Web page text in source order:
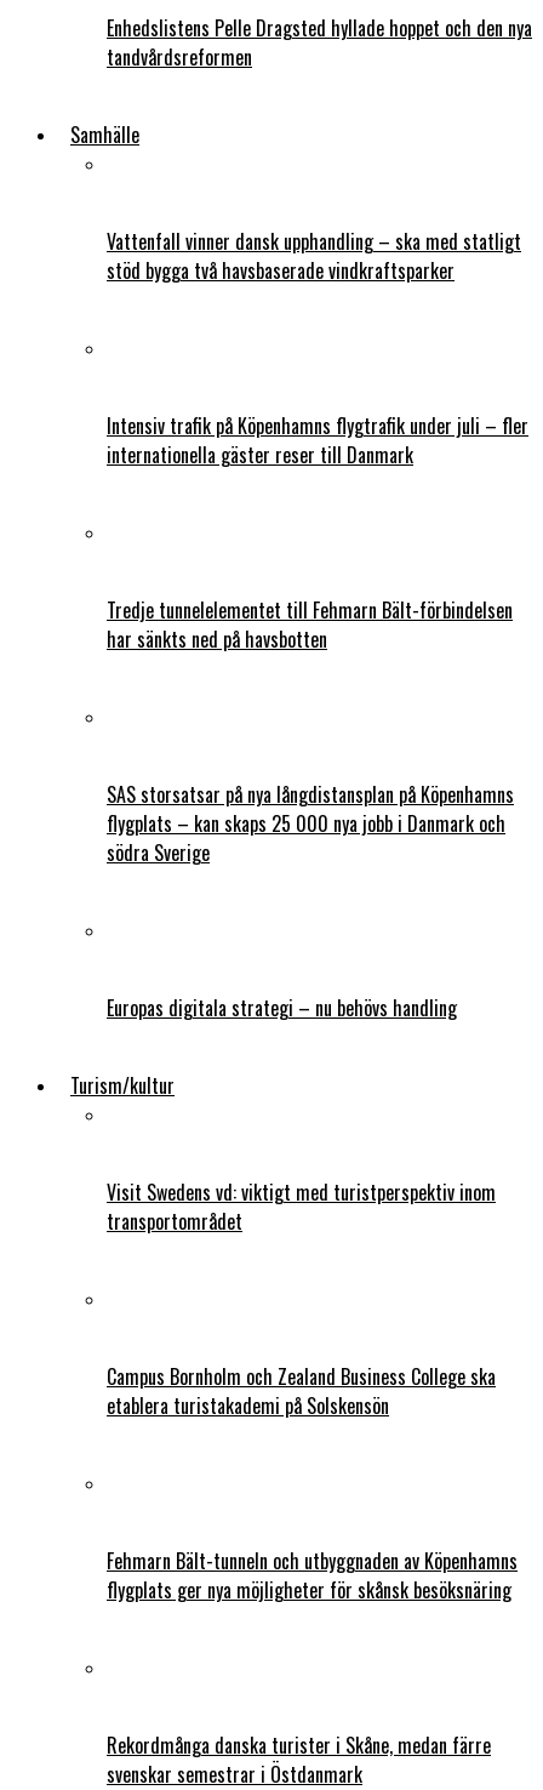
Enhedslistens Pelle Dragsted hyllade hoppet och den nya
tandvårdsreformen
Samhälle
Vattenfall vinner dansk upphandling – ska med statligt
stöd bygga två havsbaserade vindkraftsparker
Intensiv trafik på Köpenhamns flygtrafik under juli – fler
internationella gäster reser till Danmark
Tredje tunnelelementet till Fehmarn Bält-förbindelsen
har sänkts ned på havsbotten
SAS storsatsar på nya långdistansplan på Köpenhamns
flygplats – kan skaps 25 000 nya jobb i Danmark och
södra Sverige
Europas digitala strategi – nu behövs handling
Turism/kultur
Visit Swedens vd: viktigt med turistperspektiv inom
transportområdet
Campus Bornholm och Zealand Business College ska
etablera turistakademi på Solskensön
Fehmarn Bält-tunneln och utbyggnaden av Köpenhamns
flygplats ger nya möjligheter för skånsk besöksnäring
Rekordmånga danska turister i Skåne, medan färre
svenskar semestrar i Östdanmark